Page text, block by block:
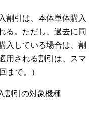
割引は、本体単体購入
る。ただし、過去に同
入している場合は、割
用される割引は、スマ
まで。）
割引の対象機種